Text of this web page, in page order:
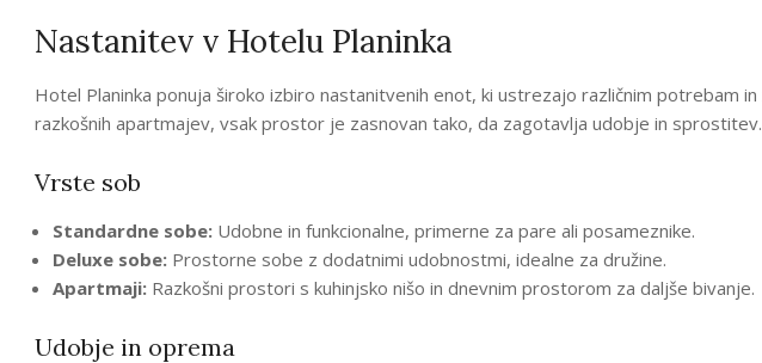
Nastanitev v Hotelu Planinka
Hotel Planinka ponuja široko izbiro nastanitvenih enot, ki ustrezajo različnim potrebam
razkošnih apartmajev, vsak prostor je zasnovan tako, da zagotavlja udobje in sprostitev.
Vrste sob
Standardne sobe: Udobne in funkcionalne, primerne za pare ali posameznike.
Deluxe sobe: Prostorne sobe z dodatnimi udobnostmi, idealne za družine.
Apartmaji: Razkošni prostori s kuhinjsko nišo in dnevnim prostorom za daljše bivanje.
Udobje in oprema